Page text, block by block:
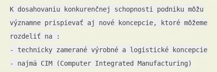
K dosahovaniu konkurenčnej schopnosti podniku môžu
významne prispievať aj nové koncepcie, ktoré môžeme
rozdeliť na :
- technicky zamerané výrobné a logistické koncepcie
- najmä CIM (Computer Integrated Manufacturing)